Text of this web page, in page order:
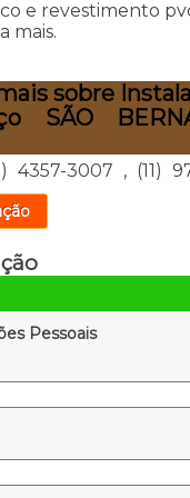
e revestimento
mais.
sobre
SÃO
4357-3007 , (11)
Pessoais